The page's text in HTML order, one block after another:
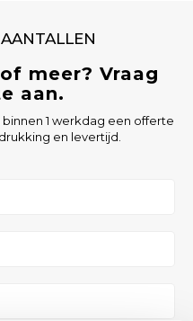
meer? Vraag
aan.
1 werkdag een offerte
en levertijd.